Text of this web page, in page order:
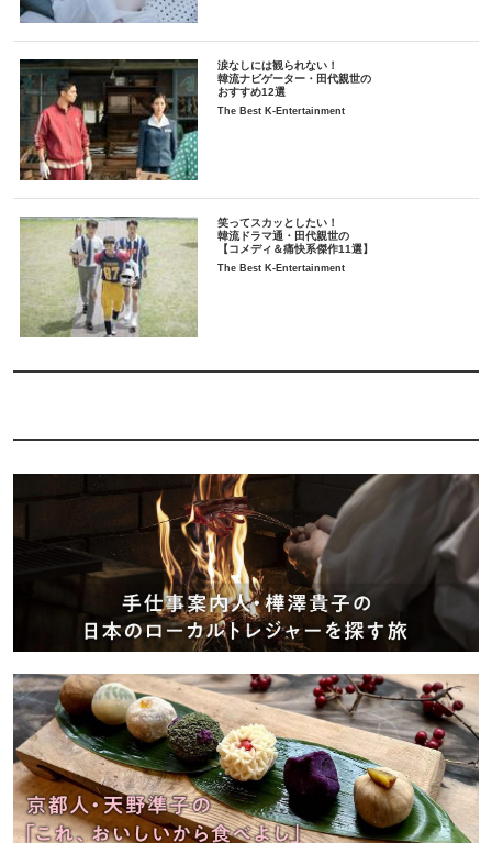
涙なしには観られない！
韓流ナビゲーター・田代親世の
おすすめ12選
The Best K-Entertainment
笑ってスカッとしたい！
韓流ドラマ通・田代親世の
【コメディ＆痛快系傑作11選】
The Best K-Entertainment